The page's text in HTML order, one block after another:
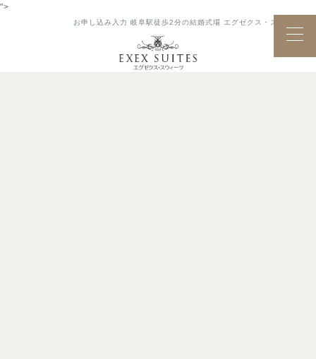
">
お申し込み入力 岐阜駅徒歩2分の結婚式場 エグゼクス・スウィーツ